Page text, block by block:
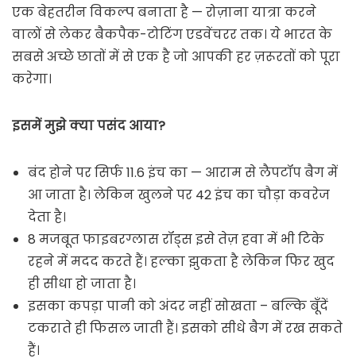
एक बेहतरीन विकल्प बनाता है — रोज़ाना यात्रा करने
वालों से लेकर बैकपैक-टोटिंग एडवेंचरर तक। ये भारत के
सबसे अच्छे छातों में से एक है जो आपकी हर ज़रूरतों को पूरा
करेगा।
इसमें मुझे क्या पसंद आया?
बंद होने पर सिर्फ 11.6 इंच का — आराम से लैपटॉप बैग में
आ जाता है। लेकिन खुलने पर 42 इंच का चौड़ा कवरेज
देता है।
8 मजबूत फाइबरग्लास रॉड्स इसे तेज़ हवा में भी टिके
रहने में मदद करते हैं। हल्का झुकता है लेकिन फिर खुद
ही सीधा हो जाता है।
इसका कपड़ा पानी को अंदर नहीं सोखता – बल्कि बूँदें
टकराते ही फिसल जाती हैं। इसको सीधे बैग में रख सकते
हैं।